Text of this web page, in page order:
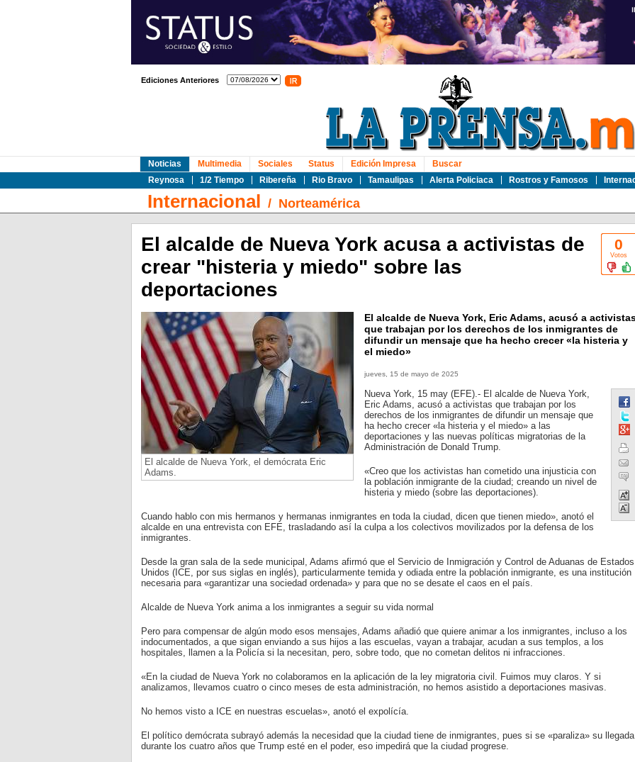
Ediciones Anteriores
Noticias
Reynosa
1/2 Tiempo Ribereña Rio Bravo Tamaulipas Alerta Policiaca Rostros y Famosos
Multimedia Sociales Status Edición Impresa Buscar
Internacional / Norteamérica
0
Votos
El alcalde de Nueva York acusa a activistas de
crear "histeria y miedo" sobre las
deportaciones
El alcalde de Nueva York, el demócrata Eric
Adams.
El alcalde de Nueva York, Eric Adams, acusó a
que trabajan por los derechos de los inmigrantes de
difundir un mensaje que ha hecho crecer «la histeria y
el miedo»
jueves, 15 de mayo de 2025
Nueva York, 15 may (EFE).- El alcalde de Nueva York,
Eric Adams, acusó a activistas que trabajan por los
derechos de los inmigrantes de difundir un mensaje que
ha hecho crecer «la histeria y el miedo» a las
deportaciones y las nuevas políticas migratorias de la
Administración de Donald Trump.
«Creo que los activistas han cometido una injusticia con
la población inmigrante de la ciudad; creando un nivel de
histeria y miedo (sobre las deportaciones).
Cuando hablo con mis hermanos y hermanas inmigrantes en toda la ciudad, dicen que tienen miedo», anotó el
alcalde en una entrevista con EFE, trasladando así la culpa a los colectivos movilizados por la defensa de los
inmigrantes.
Desde la gran sala de la sede municipal, Adams afirmó que el Servicio de Inmigración y Control de Aduanas de Estados
Unidos (ICE, por sus siglas en inglés), particularmente temida y odiada entre la población inmigrante, es una institución
necesaria para «garantizar una sociedad ordenada» y para que no se desate el caos en el país.
Alcalde de Nueva York anima a los inmigrantes a seguir su vida normal
Pero para compensar de algún modo esos mensajes, Adams añadió que quiere animar a los inmigrantes, incluso a los
indocumentados, a que sigan enviando a sus hijos a las escuelas, vayan a trabajar, acudan a sus templos, a los
hospitales, llamen a la Policía si la necesitan, pero, sobre todo, que no cometan delitos ni infracciones.
«En la ciudad de Nueva York no colaboramos en la aplicación de la ley migratoria civil. Fuimos muy claros. Y si
analizamos, llevamos cuatro o cinco meses de esta administración, no hemos asistido a deportaciones masivas.
No hemos visto a ICE en nuestras escuelas», anotó el expolícía.
El político demócrata subrayó además la necesidad que la ciudad tiene de inmigrantes, pues si se «paraliza» su llegada
durante los cuatro años que Trump esté en el poder, eso impedirá que la ciudad progrese.